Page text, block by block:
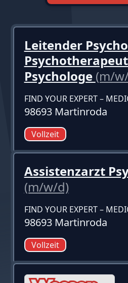
Leitender
Psychologe (m/
FIND YOUR EXPERT –
98693 Martinroda
Vollzeit
Assistenzarzt
(m/w/d)
FIND YOUR EXPERT –
98693 Martinroda
Vollzeit